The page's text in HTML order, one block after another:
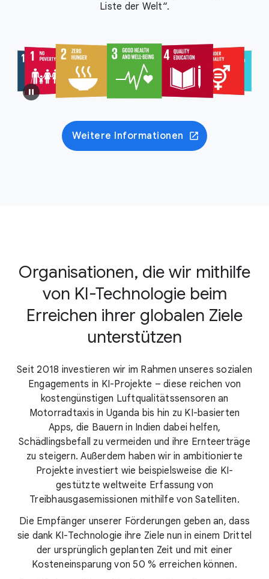
Liste der Welt“.
Weitere Informationen
Organisationen, die wir mithilfe
von KI-Technologie beim
Erreichen ihrer globalen Ziele
unterstützen
Seit 2018 investieren wir im Rahmen unseres sozialen
Engagements in KI-Projekte – diese reichen von
kostengünstigen Luftqualitätssensoren an
Motorradtaxis in Uganda bis hin zu KI-basierten
Apps, die Bauern in Indien dabei helfen,
Schädlingsbefall zu vermeiden und ihre Ernteerträge
zu steigern. Außerdem haben wir in ambitionierte
Projekte investiert wie beispielsweise die KI-
gestützte weltweite Erfassung von
Treibhausgasemissionen mithilfe von Satelliten.
Die Empfänger unserer Förderungen geben an, dass
sie dank KI-Technologie ihre Ziele nun in einem Drittel
der ursprünglich geplanten Zeit und mit einer
Kosteneinsparung von 50 % erreichen können.